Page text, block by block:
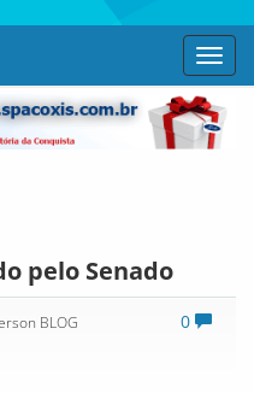
pelo Senado
0
BLOG